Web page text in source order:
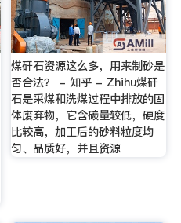
煤矸石资源这么多，用来制砂是
否合法？ - 知乎 - Zhihu煤矸
石是采煤和洗煤过程中排放的固
体废弃物，它含碳量较低，硬度
比较高，加工后的砂料粒度均
匀、品质好，并且资源